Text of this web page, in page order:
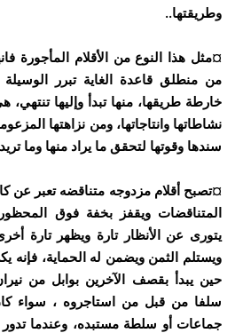
ﻭﻃﺮﻳﻘﺘﻬﺎ..
¤ﻣﺜﻞ ﻫﺬﺍ ﺍﻟﻨﻮﻉ ﻣﻦ ﺍﻷﻗﻼﻡ ﺍﻟﻤﺄﺟﻮﺭﺓ
ﻣﻦ ﻣﻨﻄﻠﻖ ﻗﺎﻋﺪﺓ ﺍﻟﻐﺎﻳﺔ ﺗﺒﺮﺭ
ﺧﺎﺭﻃﺔ ﻃﺮﻳﻘﻬﺎ، ﻣﻨﻬﺎ ﺗﺒﺪﺃ ﻭﺇﻟﻴﻬﺎ
ﻧﺸﺎﻃﺎﺗﻬﺎ ﻭﺍﻧﺘﺎﺟﺎﺗﻬﺎ، ﻭﻣﻦ ﻧﺰﺍﻫﺘﻬﺎ
ﺳﻨﺪﻫﺎ ﻭﻗﻮﺗﻬﺎ ﻟﺘﺤﻘﻖ ﻣﺎ ﻳﺮﺍﺩ ﻣﻨﻬﺎ ﻭﻣﺎ
¤ﺗﺼﺒﺢ أﻗﻼﻡ ﻣﺰﺩﻭﺟﻪ ﻣﺘﻨﺎﻗﻀﻪ ﺗﻌﺒﺮ ﻋﻦ
ﺍﻟﻤﺘﻨﺎﻗﻀﺎﺕ ﻭﻳﻘﻔﺰ ﺑﺨﻔﺔ ﻓﻮﻕ
ﻳﺘﻮﺭﻯ ﻋﻦ ﺍﻷﻧﻈﺎﺭ ﺗﺎﺭﺓ ﻭﻳﻈﻬﺮ ﺗﺎﺭﺓ
ﻭﻳﺴﺘﻠﻢ ﺍﻟﺜﻤﻦ ﻭﻳﻀﻤﻦ ﻟﻪ ﺍﻟﺤﻤﺎﻳﺔ،
ﺣﻴﻦ ﻳﺒﺪﺃ ﺑﻘﺼﻒ ﺍﻵﺧﺮﻳﻦ ﺑﻮﺍﺑﻞ ﻣﻦ
ﺳﻠﻔﺎ ﻣﻦ ﻗﺒﻞ ﻣﻦ ﺍﺳﺘﺎﺟﺮﻭﻩ ، ﺳﻮﺍﺀ
ﺟﻤﺎﻋﺎﺕ ﺃﻭ ﺳﻠﻄﺔ ﻣﺴﺘﺒﺪﻩ، ﻭﻋﻨﺪﻣﺎ ﺗﺪﻭﺭ